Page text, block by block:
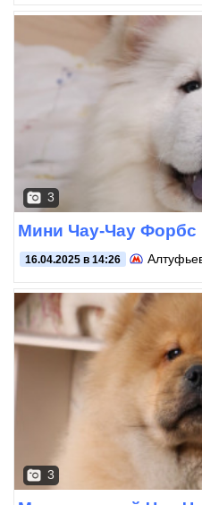
3
Мини Чау-Чау Форбс
16.04.2025 в 14:26
3